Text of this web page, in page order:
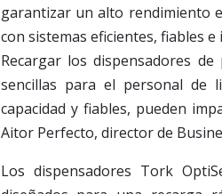
garantizar un alto rendimiento
con sistemas eficientes, fiables
Recargar los dispensadores
sencillas para el personal de
capacidad y fiables, pueden
Aitor Perfecto, director de
Los dispensadores Tork